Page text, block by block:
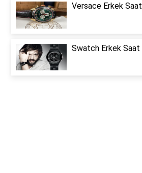
Versace Erkek Saat
Swatch Erkek Saat